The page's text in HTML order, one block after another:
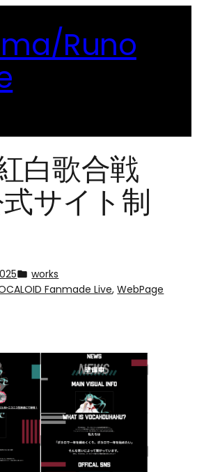
Runo
白歌合戦
サイト制
works
Fanmade Live, WebPage